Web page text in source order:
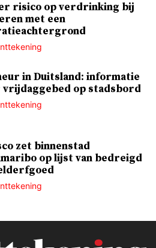
risico op verdrinking bij
met een
in Duitsland: informatie
vrijdaggebed op stadsbord
zet binnenstad
op lijst van bedreigd